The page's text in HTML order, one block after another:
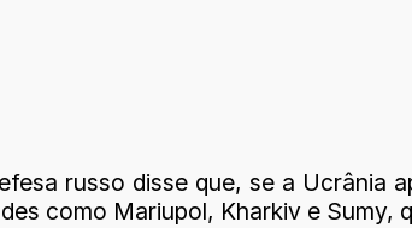
russo disse que, se a Ucrânia
como Mariupol, Kharkiv e Sumy,